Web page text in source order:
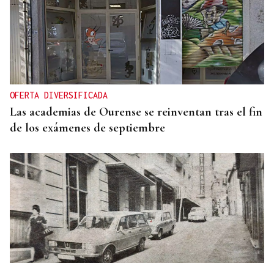
OFERTA DIVERSIFICADA
Las academias de Ourense se reinventan tras el fin
de los exámenes de septiembre